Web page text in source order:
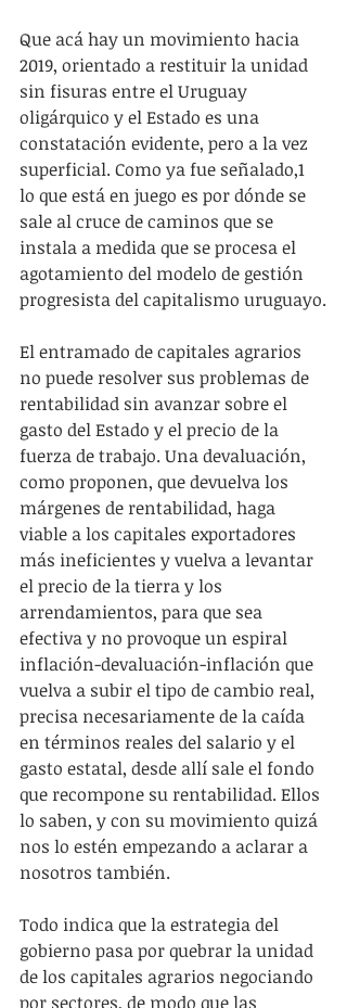
Que acá hay un movimiento hacia
2019, orientado a restituir la unidad
sin fisuras entre el Uruguay
oligárquico y el Estado es una
constatación evidente, pero a la vez
superficial. Como ya fue señalado,1
lo que está en juego es por dónde se
sale al cruce de caminos que se
instala a medida que se procesa el
agotamiento del modelo de gestión
progresista del capitalismo uruguayo.
El entramado de capitales agrarios
no puede resolver sus problemas de
rentabilidad sin avanzar sobre el
gasto del Estado y el precio de la
fuerza de trabajo. Una devaluación,
como proponen, que devuelva los
márgenes de rentabilidad, haga
viable a los capitales exportadores
más ineficientes y vuelva a levantar
el precio de la tierra y los
arrendamientos, para que sea
efectiva y no provoque un espiral
inflación-devaluación-inflación que
vuelva a subir el tipo de cambio real,
precisa necesariamente de la caída
en términos reales del salario y el
gasto estatal, desde allí sale el fondo
que recompone su rentabilidad. Ellos
lo saben, y con su movimiento quizá
nos lo estén empezando a aclarar a
nosotros también.
Todo indica que la estrategia del
gobierno pasa por quebrar la unidad
de los capitales agrarios negociando
por sectores, de modo que las